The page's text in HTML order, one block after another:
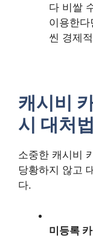
다 비쌀
이용한
씬 경제
캐시비
시 대처법
소중한 캐시비
당황하지 않고
다.
미등록